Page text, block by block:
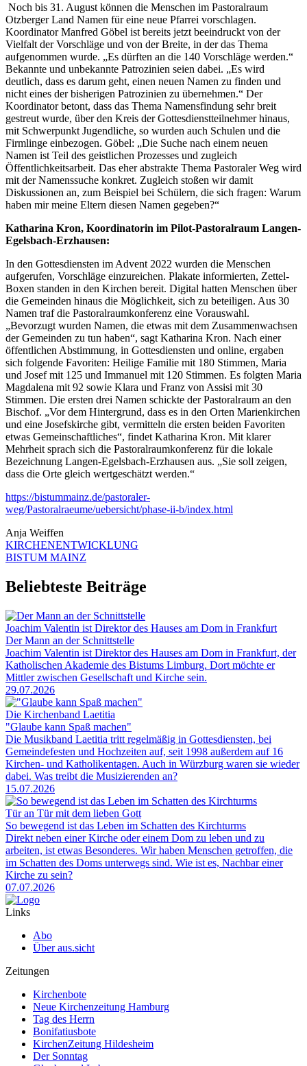
Noch bis 31. August können die Menschen im Pastoralraum
Otzberger Land Namen für eine neue Pfarrei vorschlagen.
Koordinator Manfred Göbel ist bereits jetzt beeindruckt von der
Vielfalt der Vorschläge und von der Breite, in der das Thema
aufgenommen wurde. „Es dürften an die 140 Vorschläge werden.“
Bekannte und unbekannte Patrozinien seien dabei. „Es wird
deutlich, dass es darum geht, einen neuen Namen zu finden und
nicht eines der bisherigen Patrozinien zu übernehmen.“ Der
Koordinator betont, dass das Thema Namensfindung sehr breit
gestreut wurde, über den Kreis der Gottesdienstteilnehmer hinaus,
mit Schwerpunkt Jugendliche, so wurden auch Schulen und die
Firmlinge einbezogen. Göbel: „Die Suche nach einem neuen
Namen ist Teil des geistlichen Prozesses und zugleich
Öffentlichkeitsarbeit. Das eher abstrakte Thema Pastoraler Weg wird
mit der Namenssuche konkret. Zugleich stoßen wir damit
Diskussionen an, zum Beispiel bei Schülern, die sich fragen: Warum
haben mir meine Eltern diesen Namen gegeben?“
Katharina Kron, Koordinatorin im Pilot-Pastoralraum Langen-
Egelsbach-Erzhausen:
In den Gottesdiensten im Advent 2022 wurden die Menschen
aufgerufen, Vorschläge einzureichen. Plakate informierten, Zettel-
Boxen standen in den Kirchen bereit. Digital hatten Menschen über
die Gemeinden hinaus die Möglichkeit, sich zu beteiligen. Aus 30
Namen traf die Pastoralraumkonferenz eine Vorauswahl.
„Bevorzugt wurden Namen, die etwas mit dem Zusammenwachsen
der Gemeinden zu tun haben“, sagt Katharina Kron. Nach einer
öffentlichen Abstimmung, in Gottesdiensten und online, ergaben
sich folgende Favoriten: Heilige Familie mit 180 Stimmen, Maria
und Josef mit 125 und Immanuel mit 120 Stimmen. Es folgten Maria
Magdalena mit 92 sowie Klara und Franz von Assisi mit 30
Stimmen. Die ersten drei Namen schickte der Pastoralraum an den
Bischof. „Vor dem Hintergrund, dass es in den Orten Marienkirchen
und eine Josefskirche gibt, vermitteln die ersten beiden Favoriten
etwas Gemeinschaftliches“, findet Katharina Kron. Mit klarer
Mehrheit sprach sich die Pastoralraumkonferenz für die lokale
Bezeichnung Langen-Egelsbach-Erzhausen aus. „Sie soll zeigen,
dass die Orte gleich wertgeschätzt werden.“
https://bistummainz.de/pastoraler-
weg/Pastoralraeume/uebersicht/phase-ii-b/index.html
Anja Weiffen
KIRCHENENTWICKLUNG
BISTUM MAINZ
Beliebteste Beiträge
Joachim Valentin ist Direktor des Hauses am Dom in Frankfurt
Der Mann an der Schnittstelle
Joachim Valentin ist Direktor des Hauses am Dom in Frankfurt, der
Katholischen Akademie des Bistums Limburg. Dort möchte er
Mittler zwischen Gesellschaft und Kirche sein.
29.07.2026
Die Kirchenband Laetitia
"Glaube kann Spaß machen"
Die Musikband Laetitia tritt regelmäßig in Gottesdiensten, bei
Gemeindefesten und Hochzeiten auf, seit 1998 außerdem auf 16
Kirchen- und Katholikentagen. Auch in Würzburg waren sie wieder
dabei. Was treibt die Musizierenden an?
15.07.2026
Tür an Tür mit dem lieben Gott
So bewegend ist das Leben im Schatten des Kirchturms
Direkt neben einer Kirche oder einem Dom zu leben und zu
arbeiten, ist etwas Besonderes. Wir haben Menschen getroffen, die
im Schatten des Doms unterwegs sind. Wie ist es, Nachbar einer
Kirche zu sein?
07.07.2026
Links
Abo
Über aus.sicht
Zeitungen
Kirchenbote
Neue Kirchenzeitung Hamburg
Tag des Herrn
Bonifatiusbote
KirchenZeitung Hildesheim
Der Sonntag